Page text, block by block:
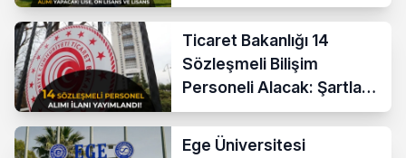
Ticaret Bakanlığı 14
Sözleşmeli Bilişim
Personeli Alacak: Şartlar
ve Ücretler
Ege Üniversitesi